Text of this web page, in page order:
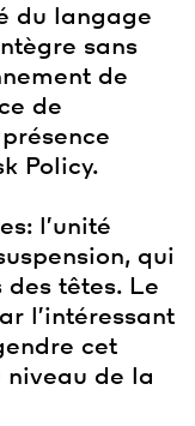
du langage
sans
de
de
Policy.
l’unité
qui
têtes. Le
l’intéressant
cet
niveau de la